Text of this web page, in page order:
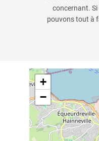
concernant. Si
pouvons tout à
+
−